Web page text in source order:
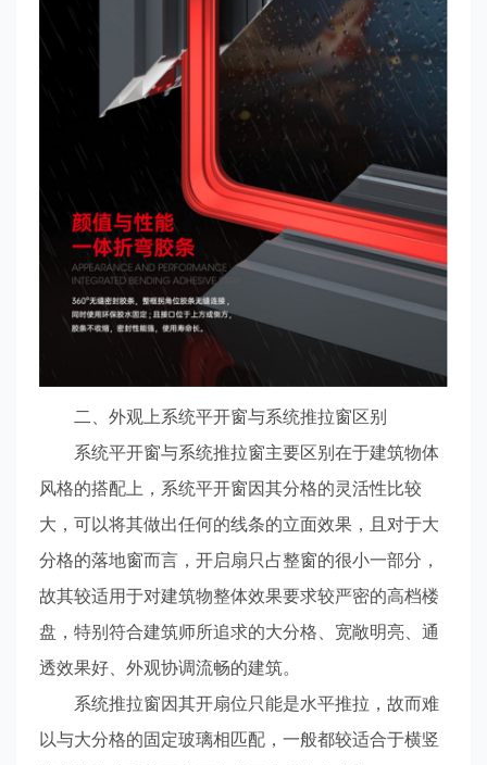
二、外观上系统平开窗与系统推拉窗区别
系统平开窗与系统推拉窗主要区别在于建筑物体
风格的搭配上，系统平开窗因其分格的灵活性比较
大，可以将其做出任何的线条的立面效果，且对于大
分格的落地窗而言，开启扇只占整窗的很小一部分，
故其较适用于对建筑物整体效果要求较严密的高档楼
盘，特别符合建筑师所追求的大分格、宽敞明亮、通
透效果好、外观协调流畅的建筑。
系统推拉窗因其开扇位只能是水平推拉，故而难
以与大分格的固定玻璃相匹配，一般都较适合于横竖